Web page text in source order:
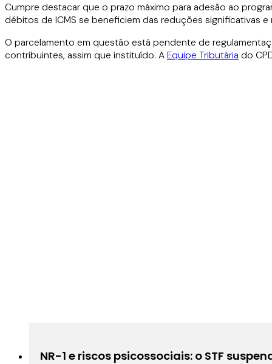
Cumpre destacar que o prazo máximo para adesão ao
débitos de ICMS se beneficiem das reduções significativas e
O parcelamento em questão está pendente de
contribuintes, assim que instituído. AEquipe Tributária do
NR-1 e riscos psicossociais: o STF